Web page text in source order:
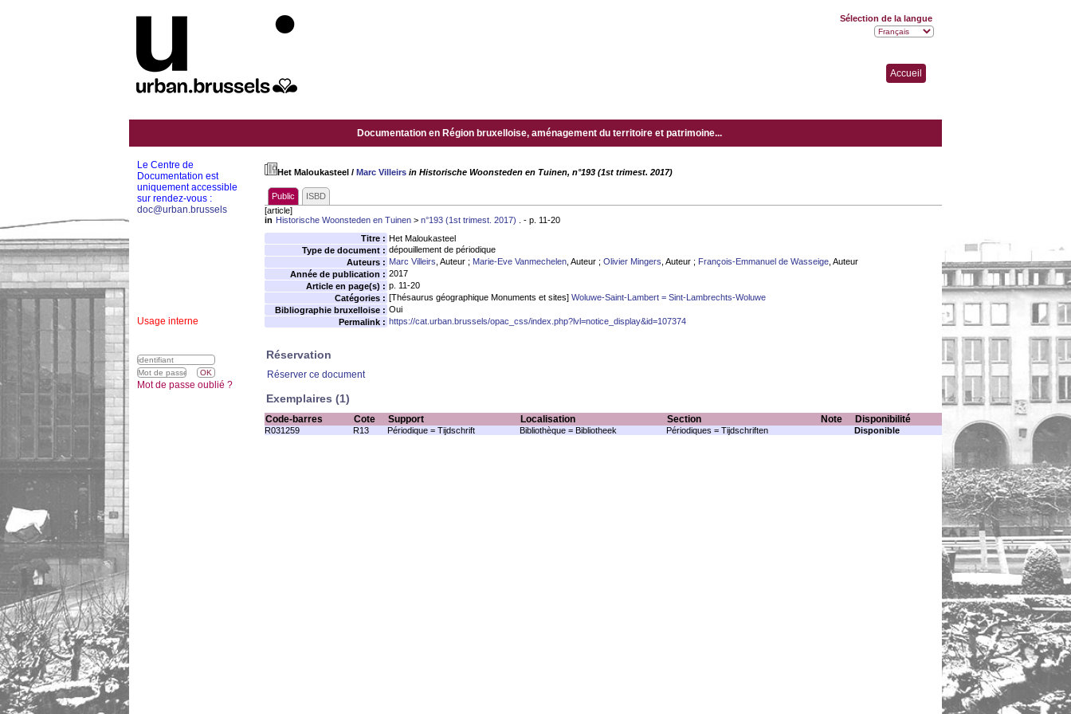
Accueil
Documentation en Région bruxelloise, aménagement du territoire et patrimoine...
Het Maloukasteel / Marc Villeirs in Historische Woonsteden en Tuinen, n°193 (1st trimest. 2017)
Public
ISBD
[article]
in Historische Woonsteden en Tuinen > n°193 (1st trimest. 2017) . - p. 11-20
Titre : Het Maloukasteel
Type de document : dépouillement de périodique
Auteurs : Marc Villeirs , Auteur ; Marie-Eve Vanmechelen , Auteur ; Olivier Mingers , Auteur ; François-Emmanuel de Wasseige , Auteur
Année de publication : 2017
Article en page(s) : p. 11-20
Catégories : [Thésaurus géographique Monuments et sites] Woluwe-Saint-Lambert = Sint-Lambrechts-Woluwe
Bibliographie bruxelloise : Oui
Permalink : https://cat.urban.brussels/opac_css/index.php?lvl=notice_display&id=107374
Réservation
Réserver ce document
Exemplaires (1)
Code-barres Cote Support Localisation Section Note Disponibilité
R031259 R13 Périodique = Tijdschrift Bibliothèque = Bibliotheek Périodiques = Tijdschriften Disponible
Le Centre de
Documentation est
uniquement accessible
sur rendez-vous :
doc@urban.brussels
Usage interne
Sélection de la langue
Mot de passe oublié ?